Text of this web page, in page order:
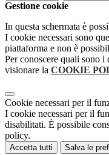
Gestione cookie
In questa schermata è
I cookie necessari sono
piattaforma e non è
Per conoscere quali sono i
visionare la COOKIE
Cookie necessari per il
I cookie necessari per il
disabilitati. È possibile
policy.
Accetta tutti Salva le